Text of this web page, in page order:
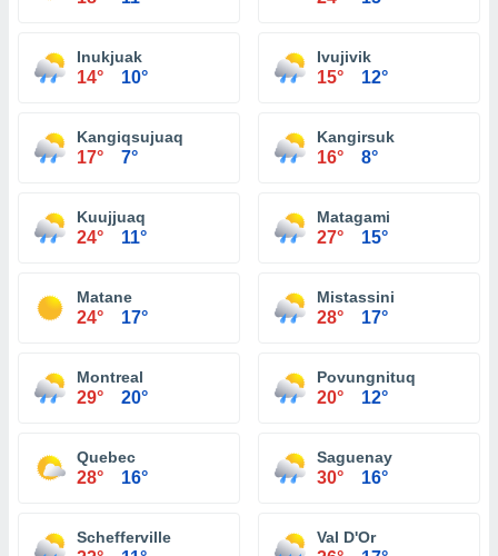
Inukjuak
14° 10°
Ivujivik
15° 12°
Kangiqsujuaq
17° 7°
Kangirsuk
16° 8°
Kuujjuaq
24° 11°
Matagami
27° 15°
Matane
24° 17°
Mistassini
28° 17°
Montreal
29° 20°
Povungnituq
20° 12°
Quebec
28° 16°
Saguenay
30° 16°
Schefferville Val D'Or